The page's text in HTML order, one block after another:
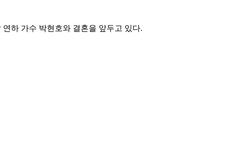
하 가수 박현호와 결혼을 앞두고 있다.